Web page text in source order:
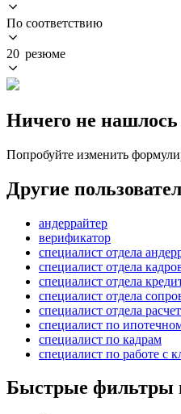
По соответствию
20 резюме
Ничего не нашлось
Попробуйте изменить
Другие
андеррайтер
верификатор
специалист отдела
специалист отдела
специалист отдела
специалист отдела
специалист отдела
специалист по
специалист по кадрам
специалист по работе с
Быстрые фильтры